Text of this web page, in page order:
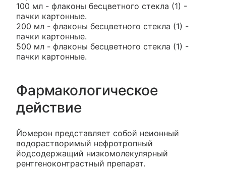
100 мл - флаконы бесцветного стекла (1) -
пачки картонные.
200 мл - флаконы бесцветного стекла (1) -
пачки картонные.
500 мл - флаконы бесцветного стекла (1) -
пачки картонные.
Фармакологическое
действие
Йомерон представляет собой неионный
водорастворимый нефротропный
йодсодержащий низкомолекулярный
рентгеноконтрастный препарат.